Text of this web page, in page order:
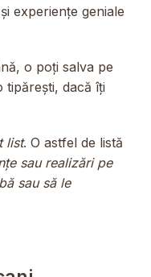
experiențe geniale
o poți salva pe
tipărești, dacă îți
list. O astfel de listă
sau realizări pe
sau să le